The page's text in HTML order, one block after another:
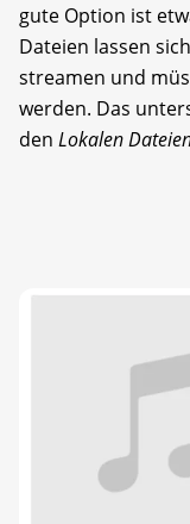
gute Option ist
Dateien lassen
streamen und
werden. Das
den Lokalen